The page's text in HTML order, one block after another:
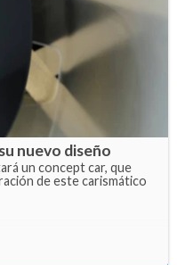
nuevo diseño
un concept car, que
de este carismático